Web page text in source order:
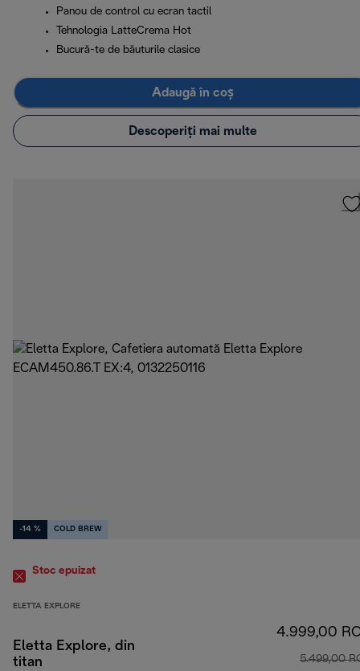
Panou de control cu ecran tactil
Tehnologia LatteCrema Hot
Bucură-te de băuturile clasice
Adaugă în coș
Descoperiți mai multe
-14 % COLD BREW
Stoc epuizat
ELETTA EXPLORE
Eletta Explore, din
titan
4.999,00
5.499,00